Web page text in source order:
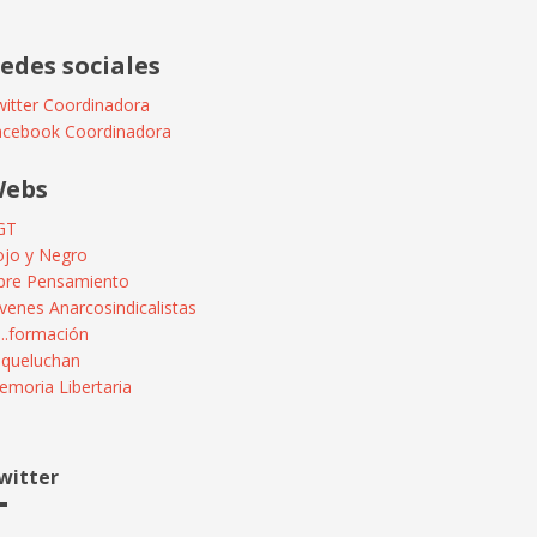
sociales
Coordinadora
Coordinadora
y Negro
Pensamiento
Anarcosindicalistas
Libertaria